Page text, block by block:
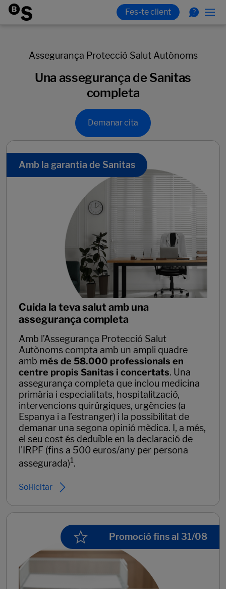
Assegurança Protecció Salut Autònoms
Una assegurança de Sanitas
completa
Demanar cita
Amb la garantia de Sanitas
Cuida la teva salut amb una
assegurança completa
Amb l’Assegurança Protecció Salut
Autònoms compta amb un ampli quadre
amb més de 58.000 professionals en
centre propis Sanitas i concertats. Una
assegurança completa que inclou medicina
primària i especialitats, hospitalització,
intervencions quirúrgiques, urgències (a
Espanya i a l’estranger) i la possibilitat de
demanar una segona opinió mèdica. I, a més,
el seu cost és deduïble en la declaració de
l'IRPF (fins a 500 euros/any per persona
assegurada)1.
Sol·licitar
Promoció fins al 31/08